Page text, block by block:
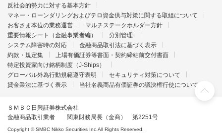
反社会的勢力に対する基本方針
マネー・ローンダリングおよびテロ資金供与対策に関する取組について
お客さま本位の業務運営
マルチステークホルダー方針
重要情報シート（金融事業者編）
分別管理
システム障害時の対応
金融商品取引法に基づく表示
約款・規定集
上場有価証券等書面・契約締結前交付書面
特定投資家向け銘柄制度（J-Ships）
グローバル外為行動規範遵守表明
セキュリティ対策について
貸金業法に基づく表示
当社名義商品有価証券の議決権行使について
ＳＭＢＣ日興証券株式会社
金融商品取引業者 関東財務局長（金商） 第2251号
Copyright © SMBC Nikko Securities Inc.All Rights Reserved.